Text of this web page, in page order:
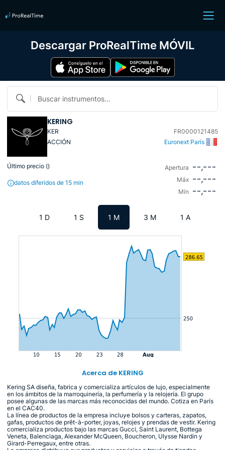
Buscar instrumentos...
KERING
KER
FR0000121485
ACCIÓN
Euronext París
Último precio ()
datos diferidos de 15 min
Apertura --,---
Máx --,---
Mín --,---
1 D 1 S 1 M 3 M 1 A
Acerca de KERING
Kering SA diseña, fabrica y comercializa artículos de lujo, especialmente
en los ámbitos de la marroquinería, la perfumería y la relojería. El grupo
posee algunas de las marcas más reconocidas del mundo. Cotiza en París
en el CAC40.
La línea de productos de la empresa incluye bolsos y carteras, zapatos,
gafas, productos de prêt-à-porter, joyas, relojes y prendas de vestir. Kering
comercializa productos bajo las marcas Gucci, Saint Laurent, Bottega
Veneta, Balenciaga, Alexander McQueen, Boucheron, Ulysse Nardin y
Girard-Perregaux, entre otras.
Descargar ProRealTime MÓVIL